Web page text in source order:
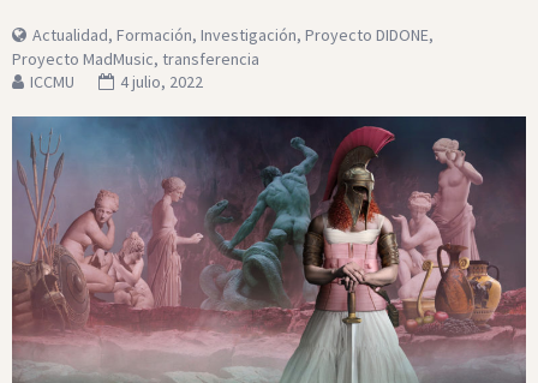
Actualidad, Formación, Investigación, Proyecto DIDONE,
Proyecto MadMusic, transferencia
ICCMU
4 julio, 2022